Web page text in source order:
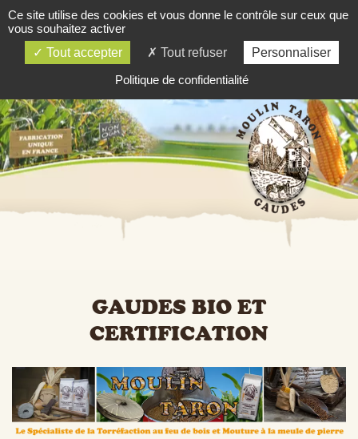
03 84 81 81 06
SOMMAIRE
GAUDES BIO ET
CERTIFICATION
Ce site utilise des cookies et vous donne le contrôle sur ceux que
vous souhaitez activer
Tout accepter
Tout refuser
Personnaliser
Politique de confidentialité